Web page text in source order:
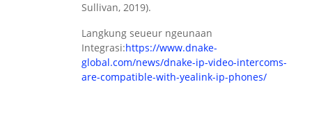
Sullivan, 2019).
Langkung seueur ngeunaan
Integrasi:https://www.dnake-
global.com/news/dnake-ip-video-intercoms-
are-compatible-with-yealink-ip-phones/